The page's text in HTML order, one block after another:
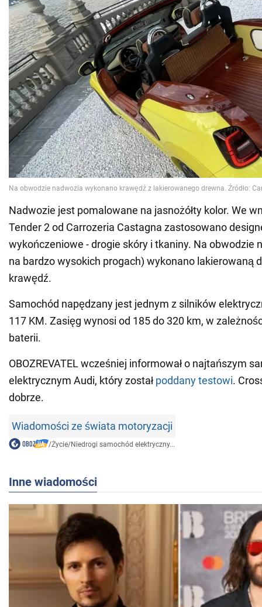
Nadwozie jest pomalowane na jasnożółty kolor. We
Tender 2 od Carrozeria Castagna zastosowano
wykończeniowe - drogie skóry i tkaniny. Na obwodzie
na bardzo wysokich progach) wykonano lakierowaną
krawędź.
Samochód napędzany jest jednym z silników
117 KM. Zasięg wynosi od 185 do 320 km, w
baterii.
OBOZREVATEL wcześniej informował o najtańszym
elektrycznym Audi, który został poddany testowi.
dobrze.
Wiadomości ze świata motoryzacji
/Życie/Niedrogi samochód elektryczny...
Inne wiadomości